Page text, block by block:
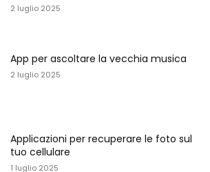
2 luglio 2025
App per ascoltare la vecchia musica
2 luglio 2025
Applicazioni per recuperare le foto sul
tuo cellulare
1 luglio 2025